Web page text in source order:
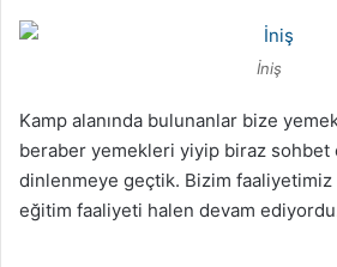
İniş
Kamp alanında bulunanlar bize
beraber yemekleri yiyip biraz sohbet
dinlenmeye geçtik. Bizim faaliyetimiz
eğitim faaliyeti halen devam